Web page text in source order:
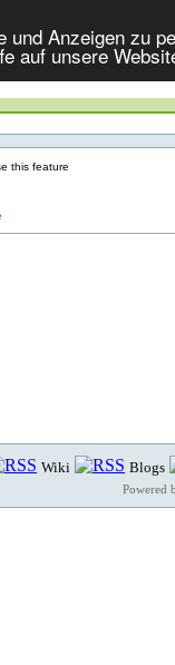
Anzeigen zu
auf unsere
this feature
Wiki Blogs
Powered